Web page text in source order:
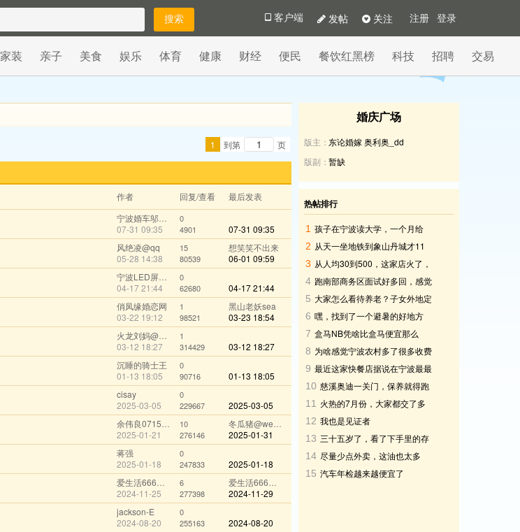
注册 登录
关注
发帖
客户端
家装 亲子 美食 娱乐 体育 健康 财经 便民 餐饮红黑榜 科技 招聘 交易
1 到第 页
作者 回复/查看 最后发表
07-31 09:35
0
4901
07-31 09:35
风绝凌@qq
05-28 14:38
15
80539
想笑笑不出来
06-01 09:59
04-17 21:44
0
62680
04-17 21:44
俏凤缘婚恋网
03-22 19:12
1
98521
黑山老妖sea
03-23 18:54
03-12 18:27
1
314429
03-12 18:27
沉睡的骑士王
01-13 18:05
0
90716
01-13 18:05
cisay
2025-03-05
0
229667
2025-03-05
2025-01-21
10
276146
2025-01-31
蒋强
2025-01-18
0
247833
2025-01-18
2024-11-25
6
277398
2024-11-29
jackson-E
2024-08-20
0
255163
2024-08-20
婚庆广场
版主：东论婚嫁 奥利奥_dd
版副：暂缺
热帖排行
1 孩子在宁波读大学，一个月给
2000元生活费够吗
2 从天一坐地铁到象山丹城才11
元，这价格太划算了吧
3 从人均30到500，这家店火了，
我却再也不想去
4 跑南部商务区面试好多回，感觉
在这边上班有点压抑
5 大家怎么看待养老？子女外地定
居不愿回宁波咋办
6 嘿，找到了一个避暑的好地方
7 盒马NB凭啥比盒马便宜那么
多？
8 为啥感觉宁波农村多了很多收费
杆，是车太多了吗
9 最近这家快餐店据说在宁波最最
火爆
10 慈溪奥迪一关门，保养就得跑
杭州？这谁扛得住
11 火热的7月份，大家都交了多
少钱电费？
12 我也是见证者
13 三十五岁了，看了下手里的存
款十五万，这正常吗?
14 尽量少点外卖，这油也太多
了，难怪吃了会长胖
15 汽车年检越来越便宜了